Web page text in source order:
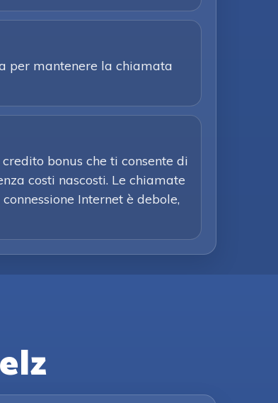
per mantenere la chiamata
bonus che ti consente di
costi nascosti. Le chiamate
Internet è debole,